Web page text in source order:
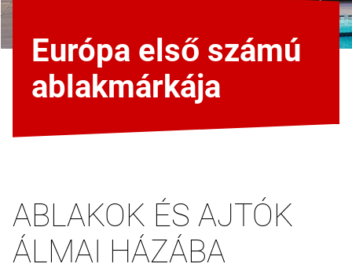
Európa első számú
ablakmárkája
ABLAKOK ÉS AJTÓK
ÁLMAI HÁZÁBA